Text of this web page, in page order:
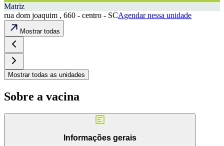
Matriz
rua dom joaquim , 660 - centro - SCAgendar nessa unidade
Mostrar todas
Mostrar todas as unidades
Sobre a vacina
Informações gerais